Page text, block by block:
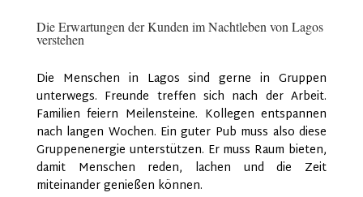
Die Erwartungen der Kunden im Nachtleben von Lagos
verstehen
Die Menschen in Lagos sind gerne in Gruppen
unterwegs. Freunde treffen sich nach der Arbeit.
Familien feiern Meilensteine. Kollegen entspannen
nach langen Wochen. Ein guter Pub muss also diese
Gruppenenergie unterstützen. Er muss Raum bieten,
damit Menschen reden, lachen und die Zeit
miteinander genießen können.